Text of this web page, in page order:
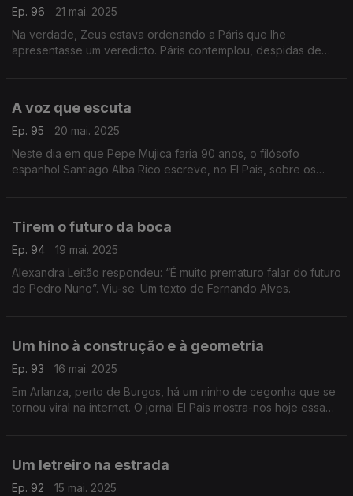
Ep. 96
21 mai. 2025
Na verdade, Zeus estava ordenando a Páris que lhe
apresentasse um veredicto. Páris contemplou, despidas de
A voz que escuta
Ep. 95
20 mai. 2025
Neste dia em que Pepe Mujica faria 90 anos, o filósofo
espanhol Santiago Alba Rico escreve, no El Pais, sobre os
Tirem o futuro da boca
Ep. 94
19 mai. 2025
Alexandra Leitão respondeu: “É muito prematuro falar do futuro
de Pedro Nuno”. Viu-se. Um texto de Fernando Alves.
Um hino à construção e à geometria
Ep. 93
16 mai. 2025
Em Arlanza, perto de Burgos, há um ninho de cegonha que se
tornou viral na internet. O jornal El Pais mostra-nos hoje essa
Um letreiro na estrada
Ep. 92
15 mai. 2025